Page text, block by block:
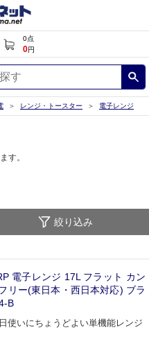
0点
0円
レンジ・トースター 電子レンジ
す。
絞り込み
電子レンジ 17L フラット カン
リー(東日本・西日本対応) ブラ
B
使いにちょうどよい単機能レンジ